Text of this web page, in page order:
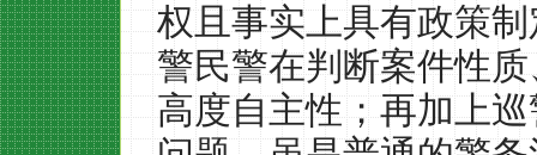
权且事实上具有政策
警民警在判断案件性
高度自主性；再加上